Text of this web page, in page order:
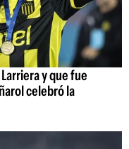
y que fue
celebró la